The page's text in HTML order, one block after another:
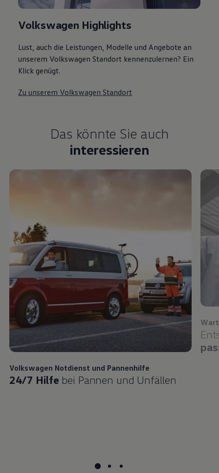
Volkswagen Highlights
Lust, auch die Leistungen, Modelle und Angebote an
unserem Volkswagen Standort kennenzulernen? Ein
Klick genügt.
Zu unserem Volkswagen Standort
Das könnte Sie auch
interessieren
Volkswagen Notdienst und Pannenhilfe
24/7 Hilfe bei Pannen und Unfällen